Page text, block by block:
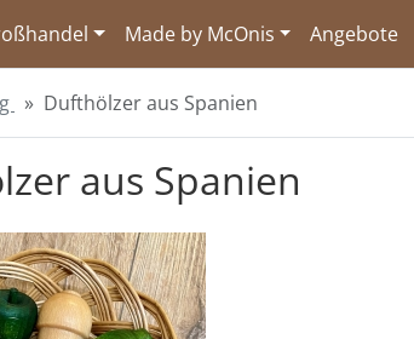
Made by McOnis Angebote
Dufthölzer aus Spanien
aus Spanien